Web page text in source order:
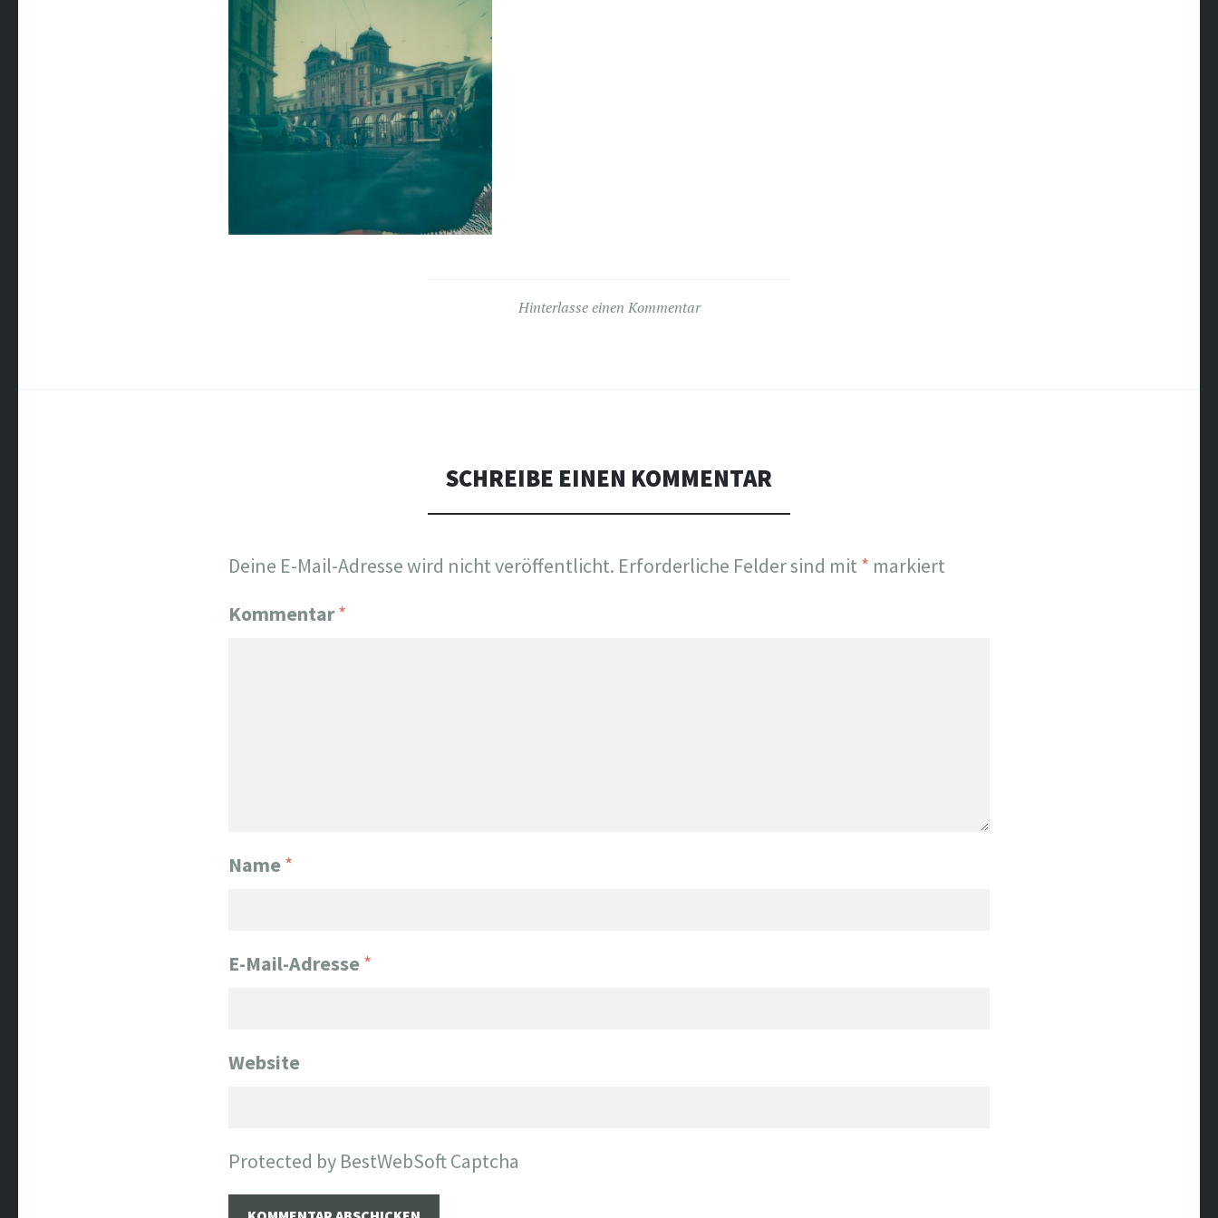
Hinterlasse einen Kommentar
SCHREIBE EINEN KOMMENTAR
Deine E-Mail-Adresse wird nicht veröffentlicht. Erforderliche Felder sind mit * markiert
Kommentar*
Name*
E-Mail-Adresse*
Website
Protected by BestWebSoft Captcha